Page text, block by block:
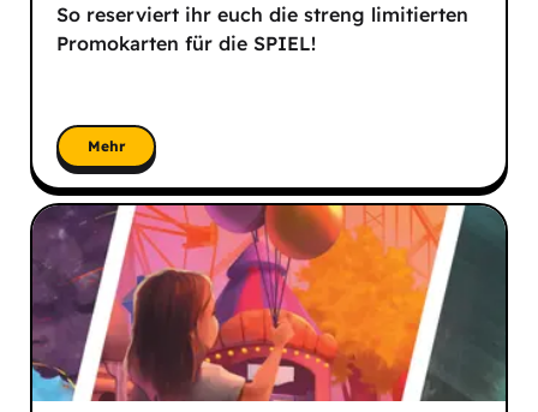
So reserviert ihr euch die streng limitierten
Promokarten für die SPIEL!
Mehr